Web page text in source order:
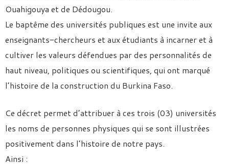
Ouahigouya et de Dédougou.
Le baptême des universités publiques est une invite aux
enseignants-chercheurs et aux étudiants à incarner et à
cultiver les valeurs défendues par des personnalités de
haut niveau, politiques ou scientifiques, qui ont marqué
l’histoire de la construction du Burkina Faso.
Ce décret permet d’attribuer à ces trois (03) universités
les noms de personnes physiques qui se sont illustrées
positivement dans l’histoire de notre pays.
Ainsi :